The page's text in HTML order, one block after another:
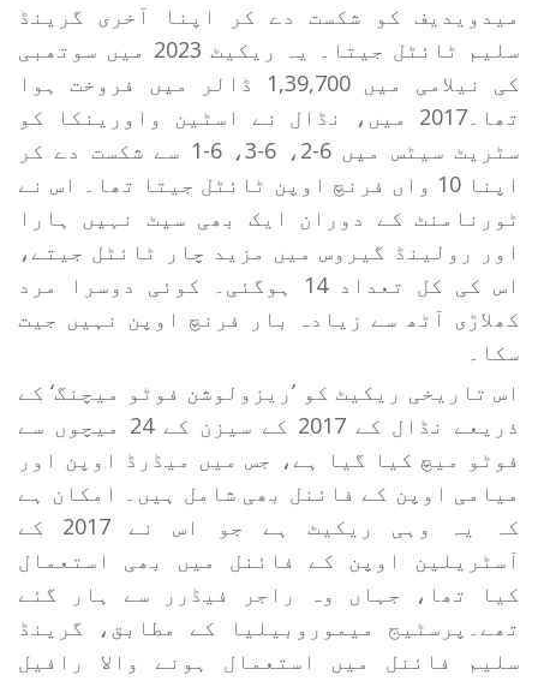
میدویدیف کو شکست دے کر اپنا آخری گرینڈ
سلیم ٹائٹل جیتا۔ یہ ریکیٹ 2023 میں سوتھبی
کی نیلامی میں 1,39,700 ڈالر میں فروخت ہوا
تھا۔2017 میں، نڈال نے اسٹین واورینکا کو
سٹریٹ سیٹس میں 6-2، 6-3، 6-1 سے شکست دے کر
اپنا 10 واں فرنچ اوپن ٹائٹل جیتا تھا۔ اس نے
ٹورنامنٹ کے دوران ایک بھی سیٹ نہیں ہارا
اور رولینڈ گیروس میں مزید چار ٹائٹل جیتے،
اس کی کل تعداد 14 ہوگئی۔ کوئی دوسرا مرد
کھلاڑی آٹھ سے زیادہ بار فرنچ اوپن نہیں جیت
سکا۔
اس تاریخی ریکیٹ کو ’ریزولوشن فوٹو میچنگ‘ کے
ذریعے نڈال کے 2017 کے سیزن کے 24 میچوں سے
فوٹو میچ کیا گیا ہے، جس میں میڈرڈ اوپن اور
میامی اوپن کے فائنل بھی شامل ہیں۔ امکان ہے
کہ یہ وہی ریکیٹ ہے جو اس نے 2017 کے
آسٹریلین اوپن کے فائنل میں بھی استعمال
کیا تھا، جہاں وہ راجر فیڈرر سے ہار گئے
تھے۔پرسٹیج میموروبیلیا کے مطابق، گرینڈ
سلیم فائنل میں استعمال ہونے والا رافیل